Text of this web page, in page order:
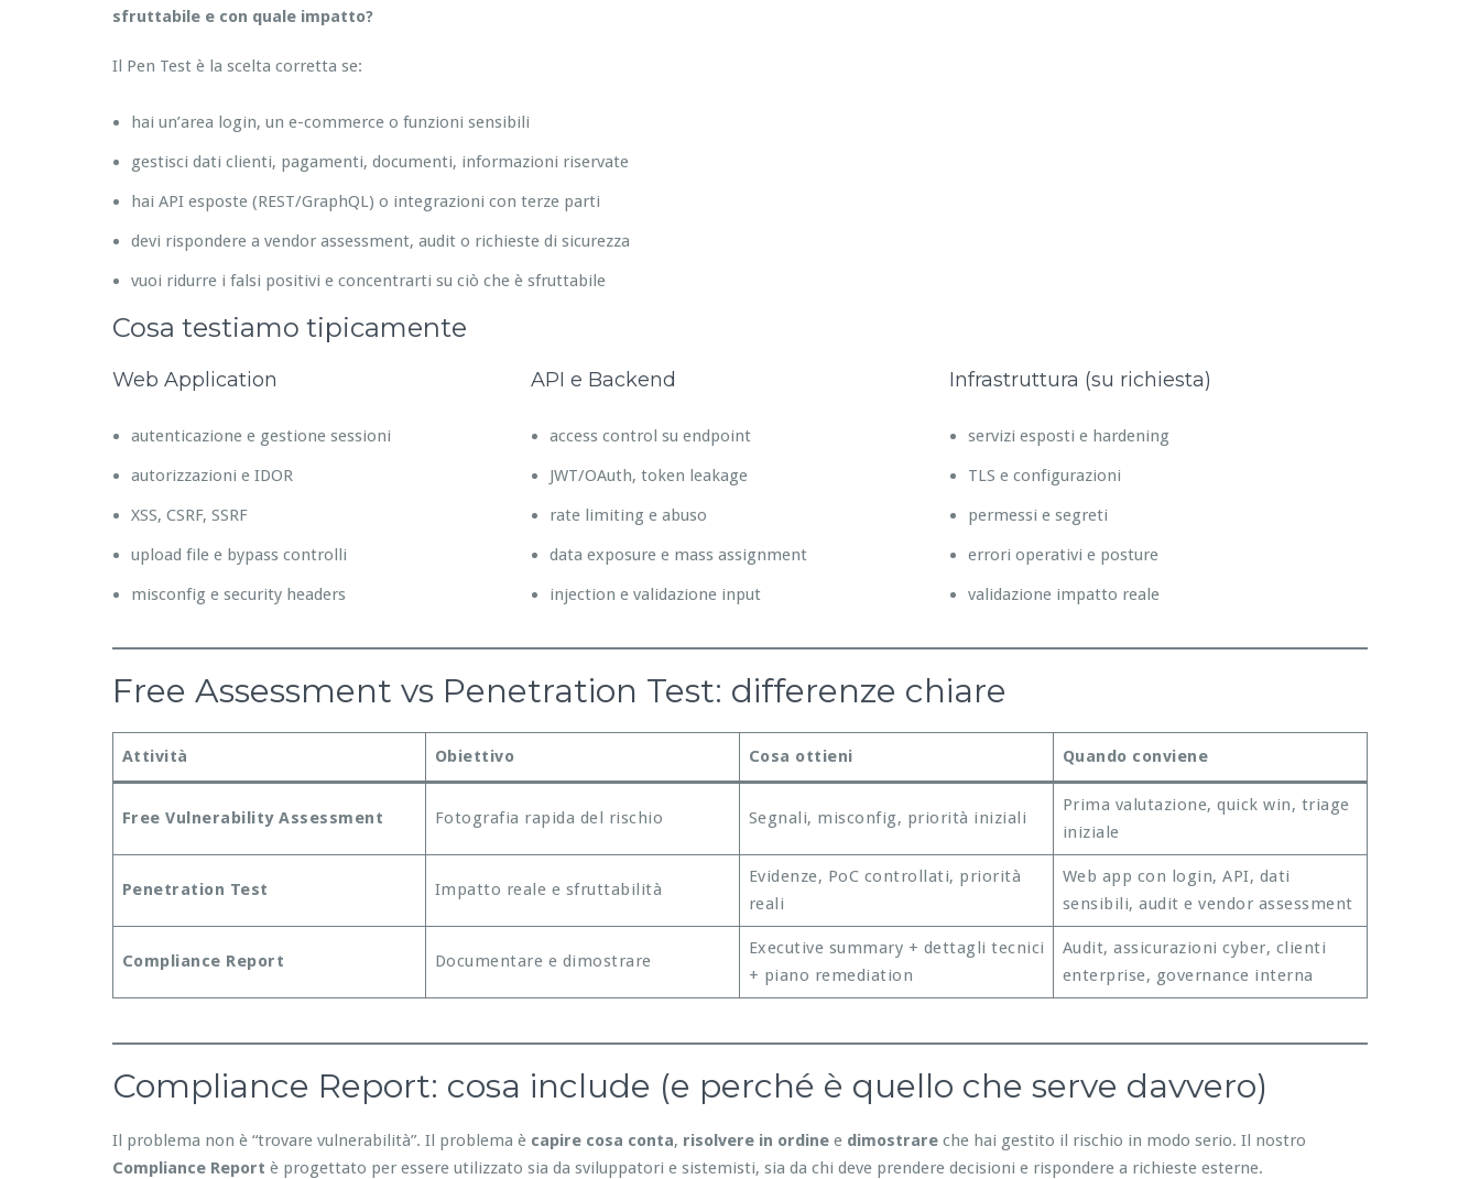
sfruttabile e con quale impatto?
Il Pen Test è la scelta corretta se:
hai un’area login, un e-commerce o funzioni sensibili
gestisci dati clienti, pagamenti, documenti, informazioni riservate
hai API esposte (REST/GraphQL) o integrazioni con terze parti
devi rispondere a vendor assessment, audit o richieste di sicurezza
vuoi ridurre i falsi positivi e concentrarti su ciò che è sfruttabile
Cosa testiamo tipicamente
Web Application
autenticazione e gestione sessioni
autorizzazioni e IDOR
XSS, CSRF, SSRF
upload file e bypass controlli
misconfig e security headers
API e Backend
access control su endpoint
JWT/OAuth, token leakage
rate limiting e abuso
data exposure e mass assignment
injection e validazione input
Infrastruttura (su richiesta)
servizi esposti e hardening
TLS e configurazioni
permessi e segreti
errori operativi e posture
validazione impatto reale
Free Assessment vs Penetration Test: differenze chiare
Attività Obiettivo Cosa ottieni Quando conviene
Free Vulnerability Assessment Fotografia rapida del rischio Segnali, misconfig, priorità iniziali
Prima valutazione, quick win, triage
iniziale
Penetration Test Impatto reale e sfruttabilità
Evidenze, PoC controllati, priorità
reali
Web app con login, API, dati
sensibili, audit e vendor assessment
Compliance Report Documentare e dimostrare
Executive summary + dettagli tecnici
+ piano remediation
Audit, assicurazioni cyber, clienti
enterprise, governance interna
Compliance Report: cosa include (e perché è quello che serve davvero)
Il problema non è “trovare vulnerabilità”. Il problema è capire cosa conta, risolvere in ordine e dimostrare che hai gestito il rischio in modo serio. Il nostro
Compliance Report è progettato per essere utilizzato sia da sviluppatori e sistemisti, sia da chi deve prendere decisioni e rispondere a richieste esterne.